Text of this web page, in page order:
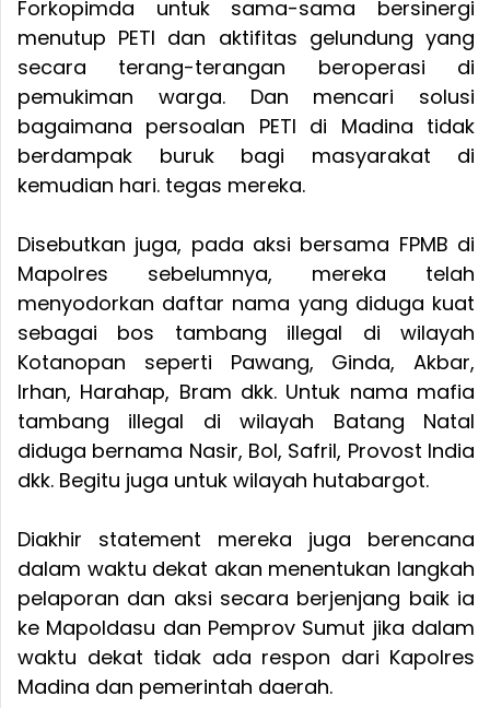
Forkopimda untuk sama-sama bersinergi
menutup PETI dan aktifitas gelundung yang
secara terang-terangan beroperasi di
pemukiman warga. Dan mencari solusi
bagaimana persoalan PETI di Madina tidak
berdampak buruk bagi masyarakat di
kemudian hari. tegas mereka.
Disebutkan juga, pada aksi bersama FPMB di
Mapolres sebelumnya, mereka telah
menyodorkan daftar nama yang diduga kuat
sebagai bos tambang illegal di wilayah
Kotanopan seperti Pawang, Ginda, Akbar,
Irhan, Harahap, Bram dkk. Untuk nama mafia
tambang illegal di wilayah Batang Natal
diduga bernama Nasir, Bol, Safril, Provost India
dkk. Begitu juga untuk wilayah hutabargot.
Diakhir statement mereka juga berencana
dalam waktu dekat akan menentukan langkah
pelaporan dan aksi secara berjenjang baik ia
ke Mapoldasu dan Pemprov Sumut jika dalam
waktu dekat tidak ada respon dari Kapolres
Madina dan pemerintah daerah.